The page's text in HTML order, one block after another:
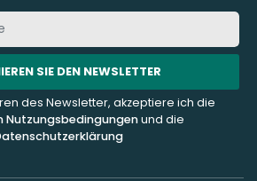
Mail-
Addresse
SIE DEN NEWSLETTER
des Newsletter, akzeptiere ich die
Nutzungsbedingungenund die